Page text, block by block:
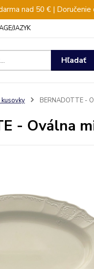
nad 50 € |
JAZYK
Hľadať
BERNADOTTE -
- Oválna